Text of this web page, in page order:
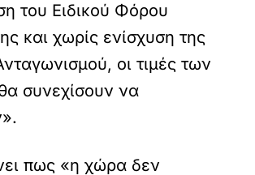
του Ειδικού Φόρου
και χωρίς ενίσχυση της
οι τιμές των
συνεχίσουν να
πως «η χώρα δεν